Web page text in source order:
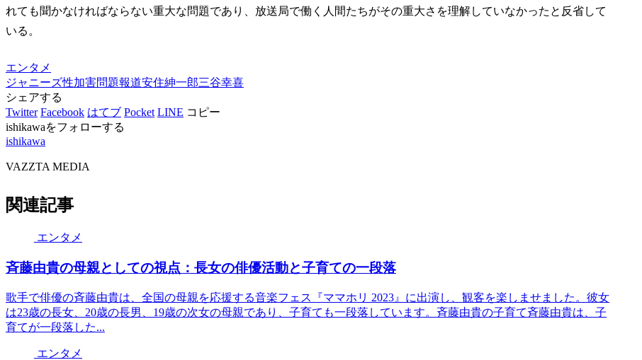
れても聞かなければならない重大な問題であり、放送局で働く人間たちがその重大さを理解していなかったと反省して
いる。
エンタメ
ジャニーズ性加害問題報道安住紳一郎三谷幸喜
シェアする
Twitter Facebook はてブ Pocket LINE コピー
ishikawaをフォローする
ishikawa
VAZZTA MEDIA
関連記事
エンタメ
斉藤由貴の母親としての視点：長女の俳優活動と子育ての一段落
歌手で俳優の斉藤由貴は、全国の母親を応援する音楽フェス『ママホリ 2023』に出演し、観客を楽しませました。彼女
は23歳の長女、20歳の長男、19歳の次女の母親であり、子育ても一段落しています。斉藤由貴の子育て斉藤由貴は、子
育てが一段落した...
エンタメ